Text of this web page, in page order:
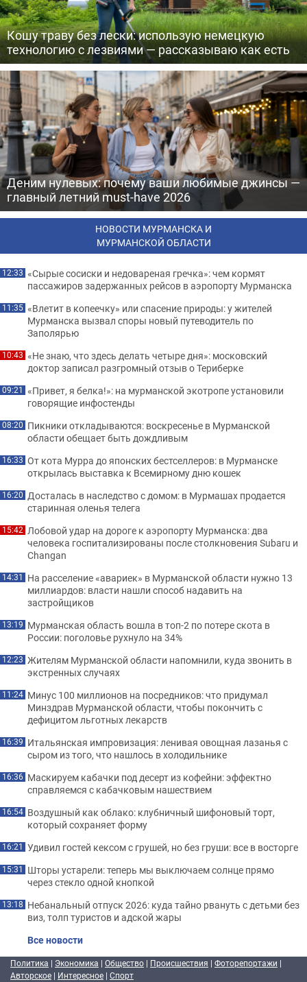
Кошу траву без лески: использую немецкую
технологию с лезвиями — рассказываю как есть
Деним нулевых: почему ваши любимые джинсы —
главный летний must-have 2026
НОВОСТИ МУРМАНСКА И
МУРМАНСКОЙ ОБЛАСТИ
12:33 «Сырые сосиски и недовареная гречка»: чем кормят
пассажиров задержанных рейсов в аэропорту Мурманска
11:35 «Влетит в копеечку» или спасение природы: у жителей
Мурманска вызвал споры новый путеводитель по
Заполярью
10:43 «Не знаю, что здесь делать четыре дня»: московский
доктор записал разгромный отзыв о Териберке
09:21 «Привет, я белка!»: на мурманской экотропе установили
говорящие инфостенды
08:20 Пикники откладываются: воскресенье в Мурманской
области обещает быть дождливым
16:33 От кота Мурра до японских бестселлеров: в Мурманске
открылась выставка к Всемирному дню кошек
16:20 Досталась в наследство с домом: в Мурмашах продается
старинная оленья телега
15:42 Лобовой удар на дороге к аэропорту Мурманска: два
человека госпитализированы после столкновения Subaru и
Changan
14:31 На расселение «авариек» в Мурманской области нужно 13
миллиардов: власти нашли способ надавить на
застройщиков
13:19 Мурманская область вошла в топ-2 по потере скота в
России: поголовье рухнуло на 34%
12:23 Жителям Мурманской области напомнили, куда звонить в
экстренных случаях
11:24 Минус 100 миллионов на посредников: что придумал
Минздрав Мурманской области, чтобы покончить с
дефицитом льготных лекарств
16:39 Итальянская импровизация: ленивая овощная лазанья с
сыром из того, что нашлось в холодильнике
16:36 Маскируем кабачки под десерт из кофейни: эффектно
справляемся с кабачковым нашествием
16:54 Воздушный как облако: клубничный шифоновый торт,
который сохраняет форму
16:21 Удивил гостей кексом с грушей, но без груши: все в восторге
15:31 Шторы устарели: теперь мы выключаем солнце прямо
через стекло одной кнопкой
13:18 Небанальный отпуск 2026: куда тайно рвануть с детьми без
виз, толп туристов и адской жары
Все новости
Политика | Экономика | Общество | Происшествия | Фоторепортажи |
Авторское | Интересное | Спорт